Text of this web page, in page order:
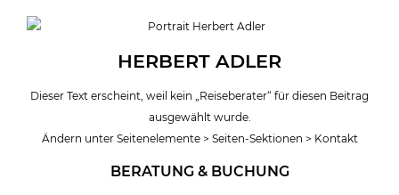
HERBERT ADLER
Dieser Text erscheint, weil kein „Reiseberater“ für diesen Beitrag
ausgewählt wurde.
Ändern unter Seitenelemente > Seiten-Sektionen > Kontakt
BERATUNG & BUCHUNG